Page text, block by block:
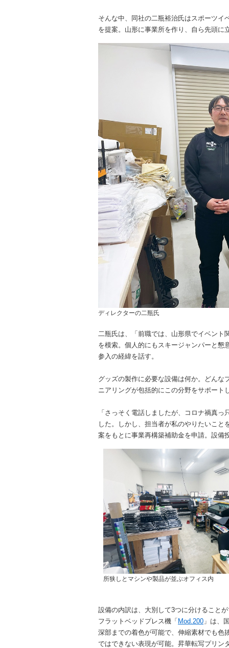
そんな中、同社の二瓶裕治氏はスポーツイ
を提案。山形に事業所を作り、自ら先頭に
ディレクターの二瓶氏
二瓶氏は、「前職では、山形県でイベント
を模索。個人的にもスキージャンパーと懇
参入の経緯を話す。
グッズの製作に必要な設備は何か。どんな
ニアリングが包括的にこの分野をサポート
「さっそく電話しましたが、コロナ禍真
した。しかし、担当者が私のやりたいこ
案をもとに事業再構築補助金を申請。設備
所狭しとマシンや製品が並ぶオフィス内
設備の内訳は、大別して3つに分けること
フラットベッドプレス機「 Mod.200 」は、
深部までの着色が可能で、伸縮素材でも色
ではできない表現が可能。昇華転写プリン